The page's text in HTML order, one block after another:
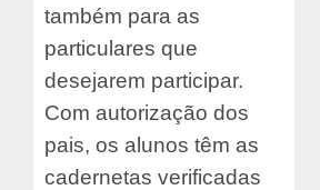
também para as
particulares que
desejarem participar.
Com autorização dos
pais, os alunos têm as
cadernetas verificadas